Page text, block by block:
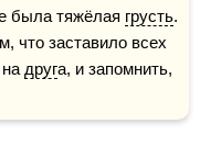
была тяжёлая грусть.
что заставило всех
друга, и запомнить,